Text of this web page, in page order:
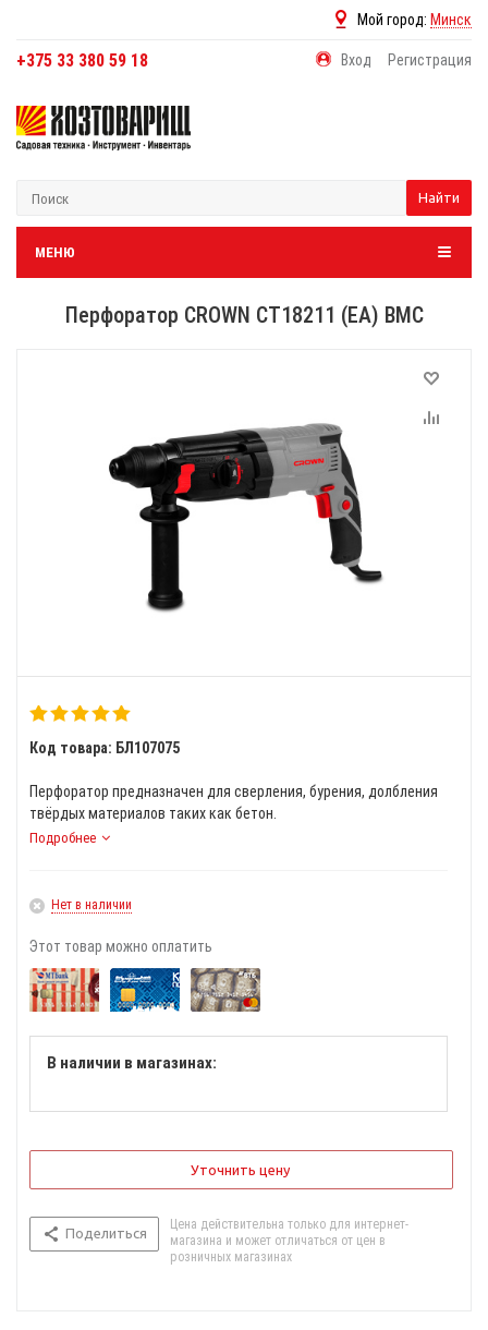
Мой город: Минск
+375 33 380 59 18 Вход Регистрация
Найти
МЕНЮ
Перфоратор CROWN CT18211 (EA) BMC
Код товара: БЛ107075
Перфоратор предназначен для сверления, бурения, долбления
твёрдых материалов таких как бетон.
Подробнее
Нет в наличии
Этот товар можно оплатить
В наличии в магазинах:
Уточнить цену
Поделиться
Цена действительна только для интернет-
магазина и может отличаться от цен в
розничных магазинах